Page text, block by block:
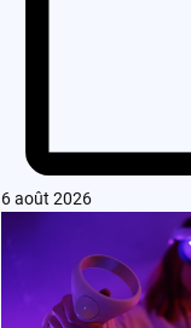
6 août 2026